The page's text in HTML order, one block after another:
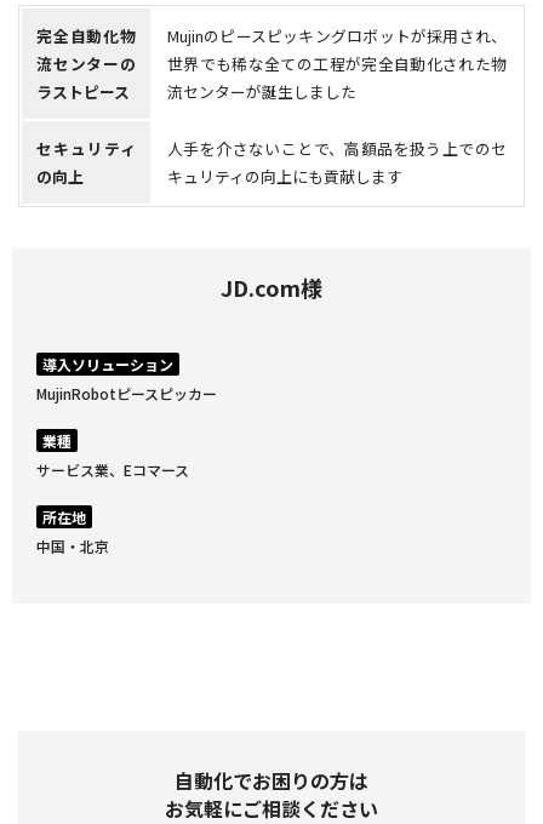
JD.com様
導入ソリューション
MujinRobotピースピッカー
業種
サービス業、Eコマース
所在地
中国・北京
完全自動化物
流センターの
ラストピース
Mujinのピースピッキングロボットが採用され、
世界でも稀な全ての工程が完全自動化された物
流センターが誕生しました
セキュリティ
の向上
人手を介さないことで、高額品を扱う上でのセ
キュリティの向上にも貢献します
自動化でお困りの方は
お気軽にご相談ください